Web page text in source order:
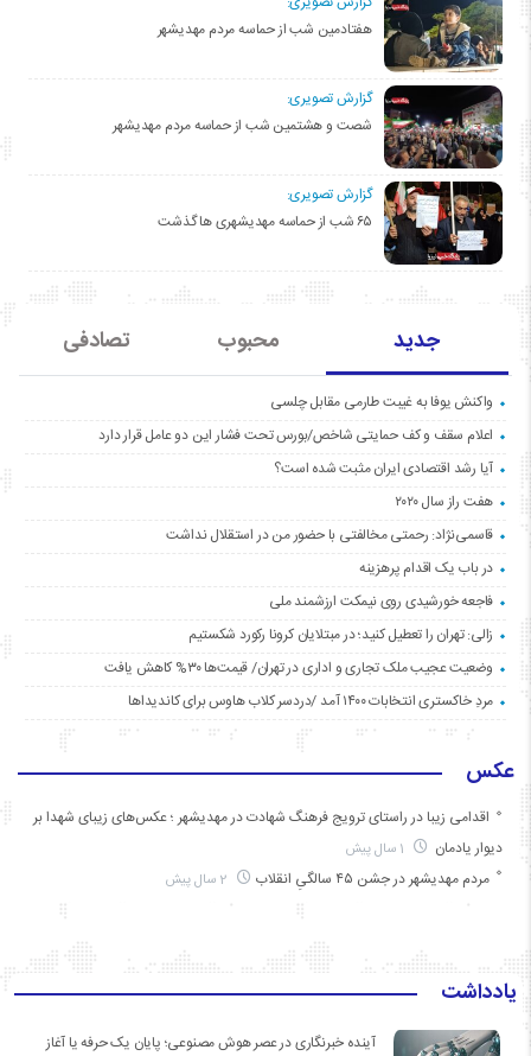
هفتادمین شب از حماسه مردم مهدیشهر
گزارش تصویری:
شصت و هشتمین شب از حماسه مردم مهدیشهر
گزارش تصویری:
۶۵ شب از حماسه مهدیشهری ها گذشت
جدید محبوب تصادفی
واکنش یوفا به غیبت طارمی مقابل چلسی
اعلام سقف و کف حمایتی شاخص/بورس تحت فشار این دو عامل قرار دارد
آیا رشد اقتصادی ایران مثبت شده است؟
هفت راز سال ۲۰۲۰
قاسمی‌نژاد: رحمتی مخالفتی با حضور من در استقلال نداشت
در باب یک اقدام پرهزینه
فاجعه خورشیدی روی نیمکت ارزشمند ملی
زالی: تهران را تعطیل کنید؛ در مبتلایان کرونا رکورد شکستیم
وضعیت عجیب ملک تجاری و اداری در تهران/ قیمت‌ها ۳۰% کاهش یافت
مردِ خاکستری انتخابات ۱۴۰۰ آمد /دردسر کلاب هاوس برای کاندیداها
عکس
اقدامی زیبا در راستای ترویج فرهنگ شهادت در مهدیشهر ؛ عکس‌های زیبای شهدا بر
دیوار یادمان
مردم مهدیشهر در جشن ۴۵ سالگیِ انقلاب
یادداشت
آینده خبرنگاری در عصر هوش مصنوعی؛ پایان یک حرفه یا آغاز